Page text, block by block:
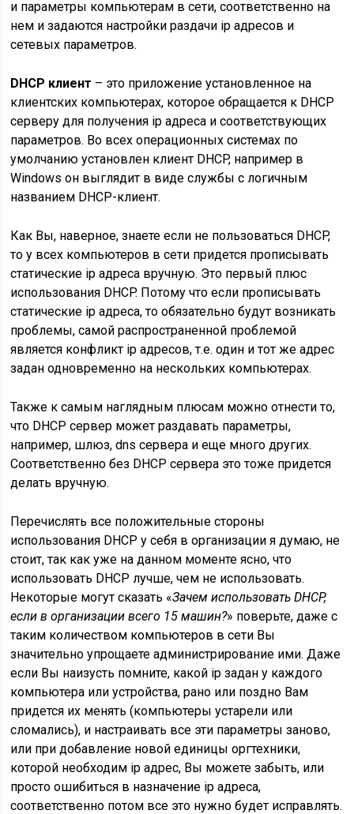
и параметры компьютерам в сети, соответственно на
нем и задаются настройки раздачи ip адресов и
сетевых параметров.
DHCP клиент – это приложение установленное на
клиентских компьютерах, которое обращается к DHCP
серверу для получения ip адреса и соответствующих
параметров. Во всех операционных системах по
умолчанию установлен клиент DHCP, например в
Windows он выглядит в виде службы с логичным
названием DHCP-клиент.
Как Вы, наверное, знаете если не пользоваться DHCP,
то у всех компьютеров в сети придется прописывать
статические ip адреса вручную. Это первый плюс
использования DHCP. Потому что если прописывать
статические ip адреса, то обязательно будут возникать
проблемы, самой распространенной проблемой
является конфликт ip адресов, т.е. один и тот же адрес
задан одновременно на нескольких компьютерах.
Также к самым наглядным плюсам можно отнести то,
что DHCP сервер может раздавать параметры,
например, шлюз, dns сервера и еще много других.
Соответственно без DHCP сервера это тоже придется
делать вручную.
Перечислять все положительные стороны
использования DHCP у себя в организации я думаю, не
стоит, так как уже на данном моменте ясно, что
использовать DHCP лучше, чем не использовать.
Некоторые могут сказать «Зачем использовать DHCP,
если в организации всего 15 машин?» поверьте, даже с
таким количеством компьютеров в сети Вы
значительно упрощаете администрирование ими. Даже
если Вы наизусть помните, какой ip задан у каждого
компьютера или устройства, рано или поздно Вам
придется их менять (компьютеры устарели или
сломались), и настраивать все эти параметры заново,
или при добавление новой единицы оргтехники,
которой необходим ip адрес, Вы можете забыть, или
просто ошибиться в назначение ip адреса,
соответственно потом все это нужно будет исправлять.